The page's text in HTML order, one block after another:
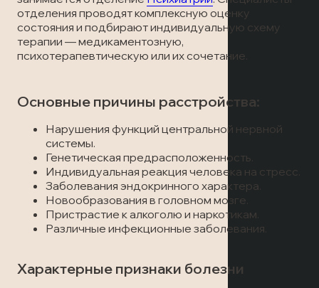
Лечение алкоголизма
Лечение в стационаре
Скорая медицинская помощь
Онлайн-консультация
Вызов врача
Вызов врача
Запись на прием
Вызов врача
Статьи
отделения проводят комплексную оценку
состояния и подбирают индивидуальную схему
терапии — медикаментозную,
психотерапевтическую или их сочетание.
Основные причины расстройства:
Нарушения функций центральной нервной
системы.
Генетическая предрасположенность.
Индивидуальная реакция человека на стресс.
Заболевания эндокринного характера.
Новообразования в головном мозге.
Пристрастие к алкоголю и наркотикам.
Различные инфекционные заболевания.
Характерные признаки болезни